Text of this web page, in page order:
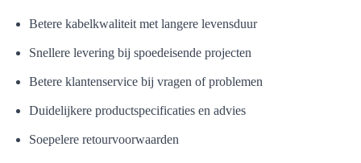
Betere kabelkwaliteit met langere levensduur
Snellere levering bij spoedeisende projecten
Betere klantenservice bij vragen of problemen
Duidelijkere productspecificaties en advies
Soepelere retourvoorwaarden